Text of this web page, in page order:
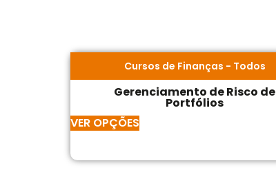
Cursos de Finanças - Todos
Gerenciamento de Risco de
Portfólios
VER OPÇÕES